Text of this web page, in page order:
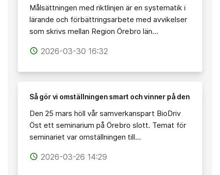
Målsättningen med riktlinjen är en systematik i
lärande och förbättringsarbete med avvikelser
som skrivs mellan Region Örebro län…
access_time 2026-03-30 16:32
Så gör vi omställningen smart och vinner på den
Den 25 mars höll vår samverkanspart BioDriv
Öst ett seminarium på Örebro slott. Temat för
seminariet var omställningen till…
access_time 2026-03-26 14:29